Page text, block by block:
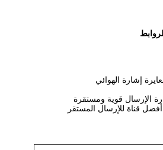
قناة للإرسال المستقر